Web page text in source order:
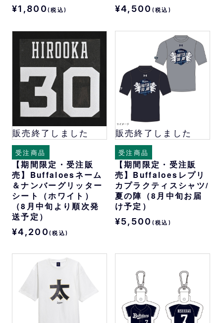
¥1,800 (税込) ¥4,500 (税込)
販売終了しました
受注商品
【期間限定・受注販
売】Buffaloesネーム
＆ナンバーグリッター
シート（ホワイト）
（8月中旬より順次発
送予定）
¥4,200 (税込)
販売終了しました
受注商品
【期間限定・受注販
売】Buffaloesレプリ
カプラクティスシャツ/
夏の陣（8月中旬お届
け予定）
¥5,500 (税込)